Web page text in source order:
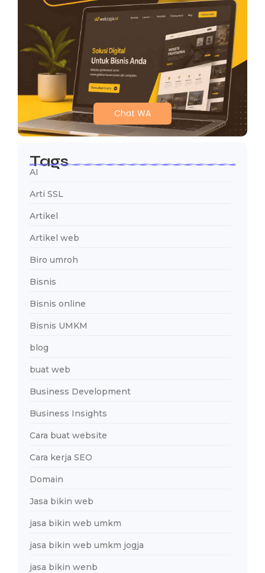
Chat WA
Tags
AI
Arti SSL
Artikel
Artikel web
Biro umroh
Bisnis
Bisnis online
Bisnis UMKM
blog
buat web
Business Development
Business Insights
Cara buat website
Cara kerja SEO
Domain
Jasa bikin web
jasa bikin web umkm
jasa bikin web umkm jogja
jasa bikin wenb